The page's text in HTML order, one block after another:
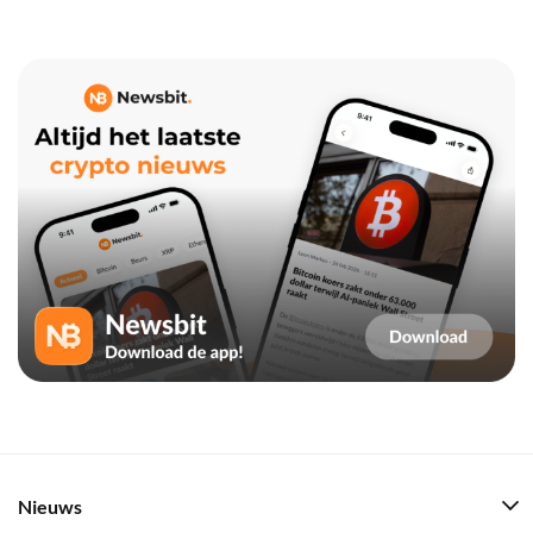
Nieuws